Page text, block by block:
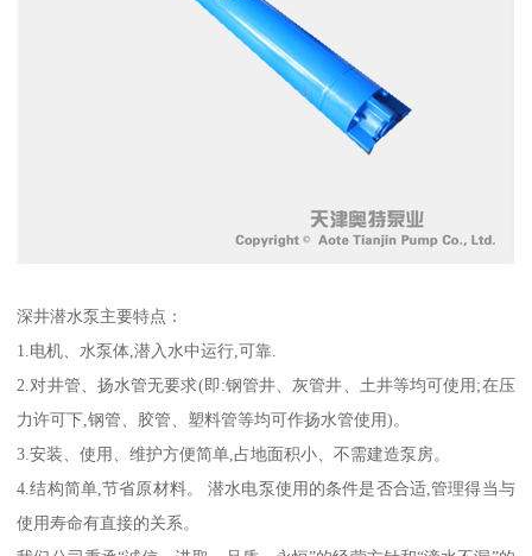
深井潜水泵主要特点：
1.电机、水泵体,潜入水中运行,可靠.
2.对井管、扬水管无要求(即:钢管井、灰管井、土井等均可使用;在压
力许可下,钢管、胶管、塑料管等均可作扬水管使用)。
3.安装、使用、维护方便简单,占地面积小、不需建造泵房。
4.结构简单,节省原材料。 潜水电泵使用的条件是否合适,管理得当与
使用寿命有直接的关系。